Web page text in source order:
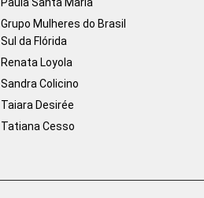
Grupo Mulheres do Brasil
Sul da Flórida
Renata Loyola
Sandra Colicino
Taiara Desirée
Tatiana Cesso